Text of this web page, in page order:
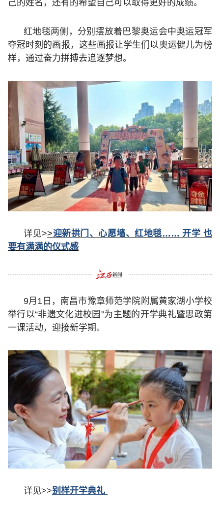
己的姓名，还有的希望自己可以取得更好的成绩。
红地毯两侧，分别摆放着巴黎奥运会中奥运冠军
夺冠时刻的画报，这些画报让学生们以奥运健儿为榜
样，通过奋力拼搏去追逐梦想。
详见>>迎新拱门、心愿墙、红地毯…… 开学 也
要有满满的仪式感
9月1日，南昌市豫章师范学院附属黄家湖小学校
举行以“非遗文化进校园”为主题的开学典礼暨思政第
一课活动，迎接新学期。
详见>>别样开学典礼